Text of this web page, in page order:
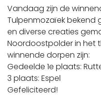
Vandaag zijn de
Tulpenmozaïek bekend
en diverse creaties
Noordoostpolder in het
winnende dorpen zijn:
Gedeelde 1e plaats:
3 plaats: Espel
Gefeliciteerd!